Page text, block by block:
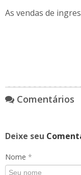
As vendas de
Comentários
Deixe seu
Nome *